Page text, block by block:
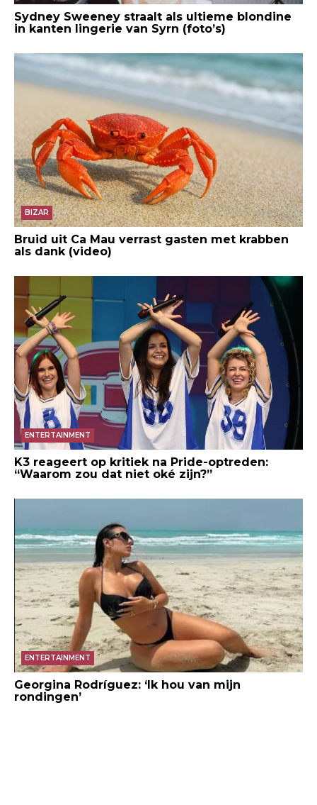
Sydney Sweeney straalt als ultieme blondine
in kanten lingerie van Syrn (foto’s)
BIZAR
Bruid uit Ca Mau verrast gasten met krabben
als dank (video)
ENTERTAINMENT
K3 reageert op kritiek na Pride-optreden:
“Waarom zou dat niet oké zijn?”
ENTERTAINMENT
Georgina Rodríguez: ‘Ik hou van mijn
rondingen’